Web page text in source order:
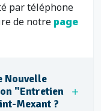
par téléphone
de notre page
Nouvelle
"Entretien
Mexant ?